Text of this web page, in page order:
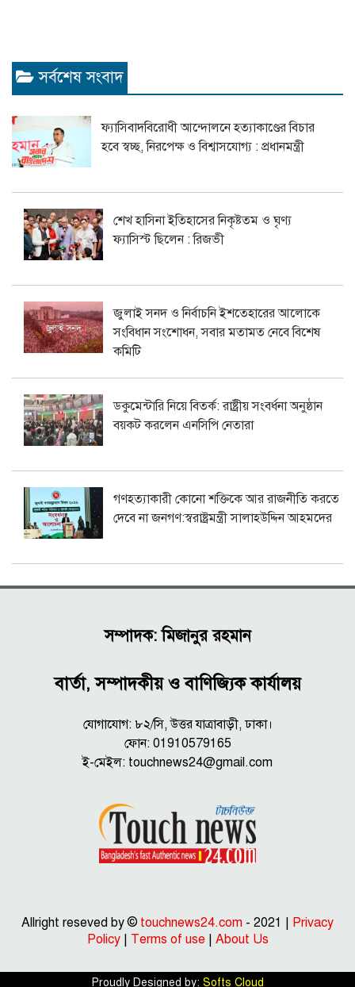
সর্বশেষ সংবাদ
ফ্যাসিবাদবিরোধী আন্দোলনে হত্যাকাণ্ডের বিচার
হবে স্বচ্ছ, নিরপেক্ষ ও বিশ্বাসযোগ্য : প্রধানমন্ত্রী
শেখ হাসিনা ইতিহাসের নিকৃষ্টতম ও ঘৃণ্য
ফ্যাসিস্ট ছিলেন : রিজভী
জুলাই সনদ ও নির্বাচনি ইশতেহারের আলোকে
সংবিধান সংশোধন, সবার মতামত নেবে বিশেষ
কমিটি
ডকুমেন্টারি নিয়ে বিতর্ক: রাষ্ট্রীয় সংবর্ধনা অনুষ্ঠান
বয়কট করলেন এনসিপি নেতারা
গণহত্যাকারী কোনো শক্তিকে আর রাজনীতি করতে
দেবে না জনগণ:স্বরাষ্ট্রমন্ত্রী সালাহউদ্দিন আহমদের
সম্পাদক: মিজানুর রহমান
বার্তা, সম্পাদকীয় ও বাণিজ্যিক কার্যালয়
যোগাযোগ: ৮২/সি, উত্তর যাত্রাবাড়ী, ঢাকা।
ফোন: 01910579165
ই-মেইল: touchnews24@gmail.com
Allright reseved by © touchnews24.com - 2021 | Privacy
Policy| Terms of use About Us
Proudly Designed by: Softs Cloud